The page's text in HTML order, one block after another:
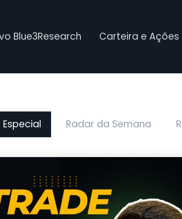
Blue3Research Carteira e Ações
Radar da Semana